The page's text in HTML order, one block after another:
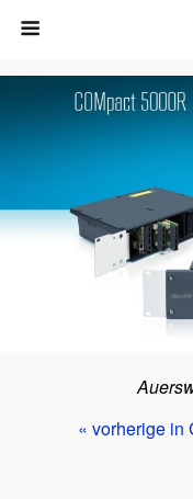
« vorherige in